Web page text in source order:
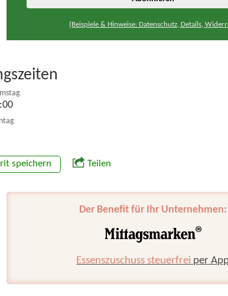
(Beispiele & Hinweise: Datenschutz, Details,
speichern Teilen
Der Benefit für Ihr Unternehmen:
Essenszuschuss steuerfrei per